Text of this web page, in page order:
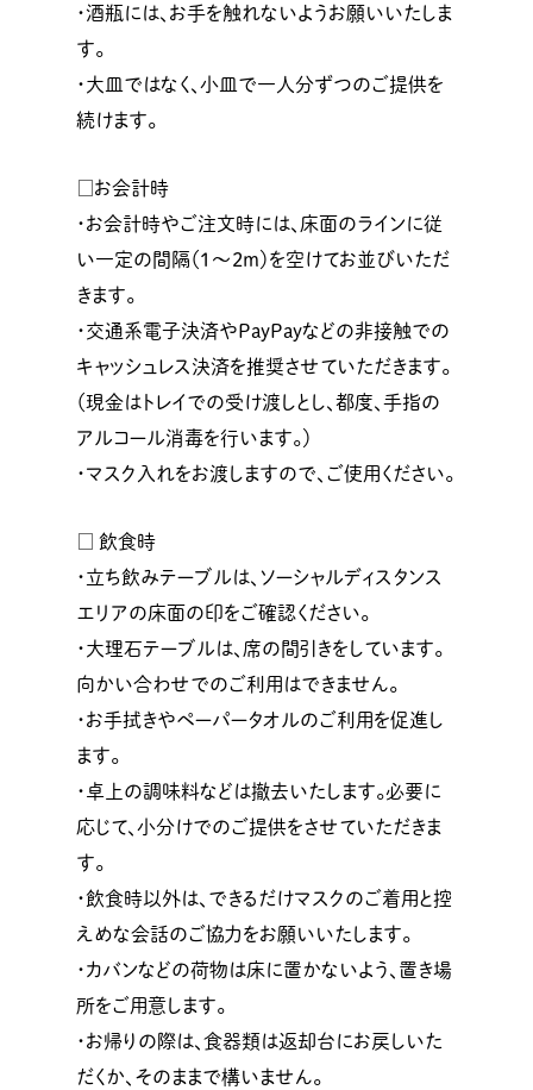
・酒瓶には、お手を触れないようお願いいたしま
す。
・大皿ではなく、小皿で一人分ずつのご提供を
続けます。
□お会計時
・お会計時やご注文時には、床面のラインに従
い一定の間隔（1〜2ｍ）を空けてお並びいただ
きます。
・交通系電子決済やPayPayなどの非接触での
キャッシュレス決済を推奨させていただきます。
（現金はトレイでの受け渡しとし、都度、手指の
アルコール消毒を行います。）
・マスク入れをお渡しますので、ご使用ください。
□ 飲食時
・立ち飲みテーブルは、ソーシャルディスタンス
エリアの床面の印をご確認ください。
・大理石テーブルは、席の間引きをしています。
向かい合わせでのご利用はできません。
・お手拭きやペーパータオルのご利用を促進し
ます。
・卓上の調味料などは撤去いたします。必要に
応じて、小分けでのご提供をさせていただきま
す。
・飲食時以外は、できるだけマスクのご着用と控
えめな会話のご協力をお願いいたします。
・カバンなどの荷物は床に置かないよう、置き場
所をご用意します。
・お帰りの際は、食器類は返却台にお戻しいた
だくか、そのままで構いません。